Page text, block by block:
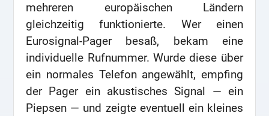
mehreren europäischen Ländern
gleichzeitig funktionierte. Wer einen
Eurosignal-Pager besaß, bekam eine
individuelle Rufnummer. Wurde diese über
ein normales Telefon angewählt, empfing
der Pager ein akustisches Signal — ein
Piepsen — und zeigte eventuell ein kleines